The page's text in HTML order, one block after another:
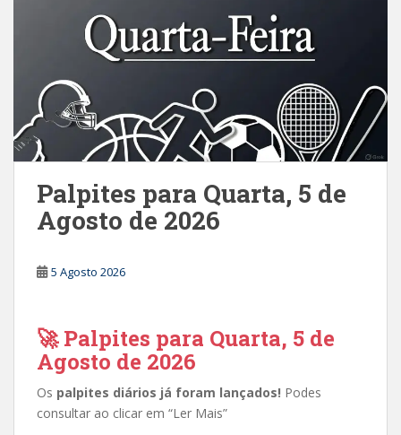
Palpites para Quarta, 5 de
Agosto de 2026
5 Agosto 2026
🚀 Palpites para Quarta, 5 de
Agosto de 2026
Os palpites diários já foram lançados! Podes
consultar ao clicar em “Ler Mais”